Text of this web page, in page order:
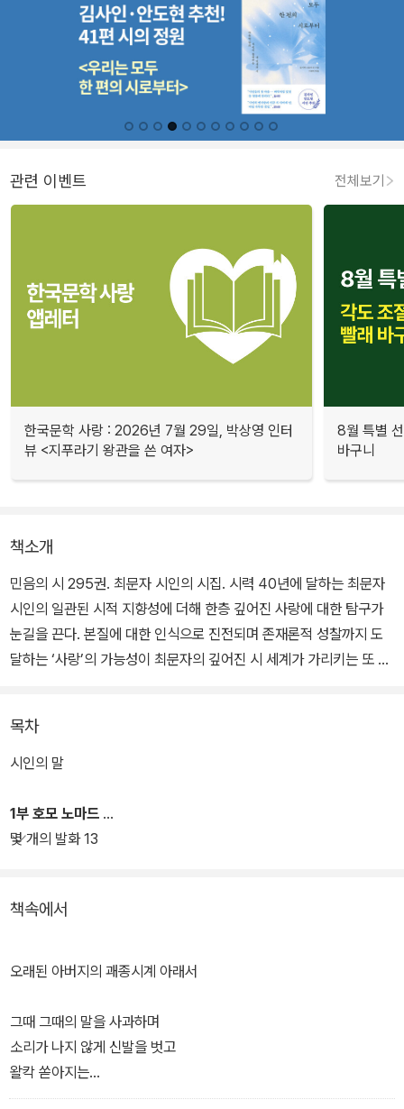
관련 이벤트 전체보기
한국문학 사랑 : 2026년 7월 29일, 박상영 인터
뷰 <지푸라기 왕관을 쓴 여자>
8월 특별
바구니
책소개
민음의 시 295권. 최문자 시인의 시집. 시력 40년에 달하는 최문자
시인의 일관된 시적 지향성에 더해 한층 깊어진 사랑에 대한 탐구가
눈길을 끈다. 본질에 대한 인식으로 진전되며 존재론적 성찰까지 도
달하는 ‘사랑’의 가능성이 최문자의 깊어진 시 세계가 가리키는 또 다
리토트넬로는 ‘돌아오다’라는 뜻의 이탈리아어다. 음악에서 사용하는
표현으로, 대조되는 성격의 삽입 악구들 사이에서 반복되는 부분을
리토르넬로’는 거대한 해바라기들이 눈에 보이지 않는 바람과 함께
만들어 내는 물결 속에서의 공간적인 움직임과 함께 해바라기의 한
시인이 말하는 사랑은 개인의 경험에서 출발해 가족적, 공동체적 층
으로 나타나는 사랑의 보습은 대상과의 충만한 합일이 아니라 상실하
상실과 좌절에서 촉발되는 상처와 고통이 사랑의 본질에 대한 인식을
거쳐 존재론적 성찰에까지 나아가는 것이다.
목차
시인의 말
1부 호모 노마드
몇 개의 발화 13
책속에서
오래된 아버지의 괘종시계 아래서
그때 그때의 말을 사과하며
소리가 나지 않게 신발을 벗고
왈칵 쏟아지는
기억 몇 때문에